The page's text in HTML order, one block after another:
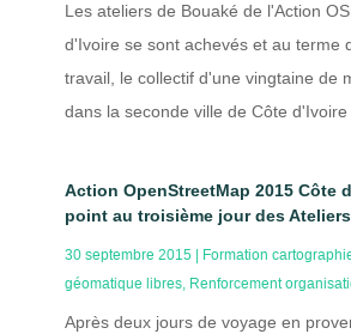
Les ateliers de Bouaké de l'Action
d'Ivoire se sont achevés et au terme
travail, le collectif d'une vingtaine de
dans la seconde ville de Côte d'Ivoire
Action OpenStreetMap 2015 Côte
point au troisième jour des
30 septembre 2015
Formation
géomatique libres, Renforcement
Après deux jours de voyage en